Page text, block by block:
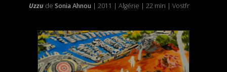
Uzzu de Sonia Ahnou | 2011 | Algérie | 22 min | Vostfr